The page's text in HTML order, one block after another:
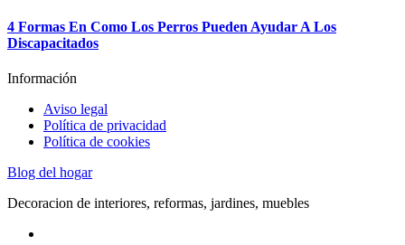
4 Formas En Como Los Perros Pueden Ayudar A Los
Discapacitados
Información
Aviso legal
Política de privacidad
Política de cookies
Blog del hogar
Decoracion de interiores, reformas, jardines, muebles